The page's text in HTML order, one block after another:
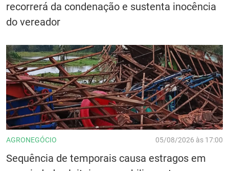
recorrerá da condenação e sustenta inocência
do vereador
AGRONEGÓCIO 05/08/2026 às 17:00
Sequência de temporais causa estragos em